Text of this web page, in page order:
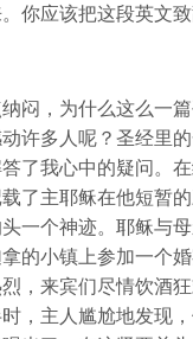
你应该把这段英文
闷，为什么这么一
许多人呢？圣经里
了我心中的疑问。
了主耶稣在他短暂
一个神迹。耶稣与
的小镇上参加一个
，来宾们尽情饮酒
，主人尴尬地发现